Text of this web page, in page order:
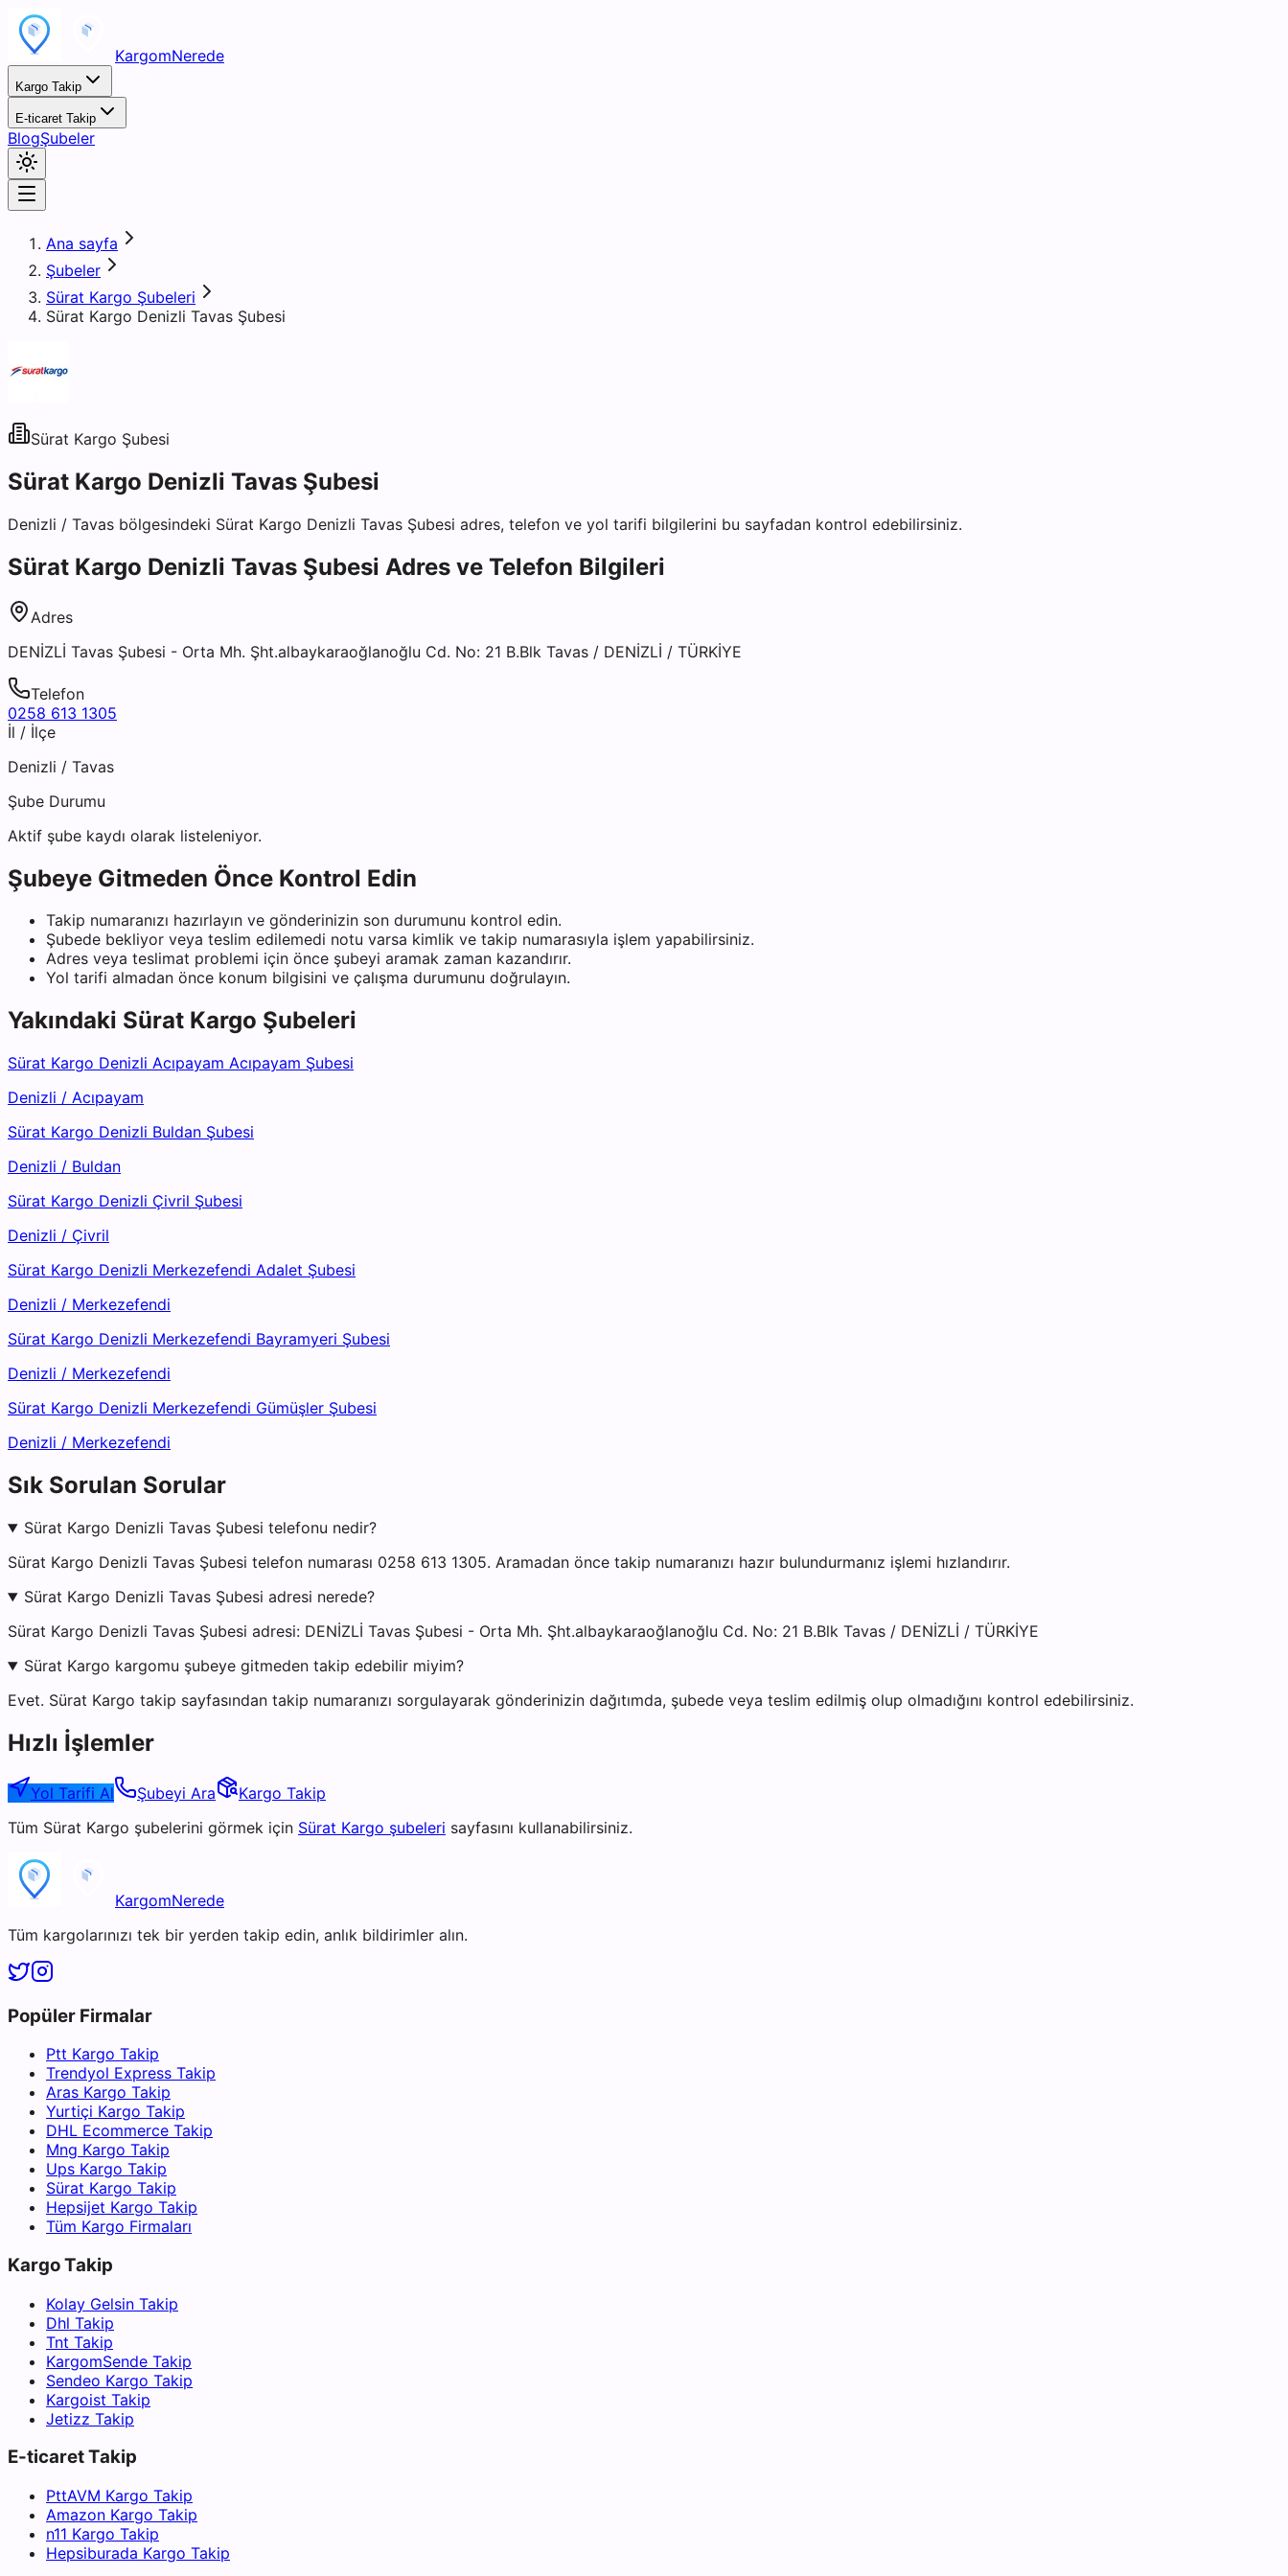
KargomNerede
Kargo Takip
E-ticaret Takip
BlogŞubeler
Ana sayfa
Şubeler
Sürat Kargo Şubeleri
Sürat Kargo Denizli Tavas Şubesi
Sürat Kargo Şubesi
Sürat Kargo Denizli Tavas Şubesi
Denizli / Tavas bölgesindeki Sürat Kargo Denizli Tavas Şubesi adres, telefon ve yol tarifi bilgilerini bu sayfadan kontrol edebilirsiniz.
Sürat Kargo Denizli Tavas Şubesi Adres ve Telefon Bilgileri
Adres
DENİZLİ Tavas Şubesi - Orta Mh. Şht.albaykaraoğlanoğlu Cd. No: 21 B.Blk Tavas / DENİZLİ / TÜRKİYE
Telefon
0258 613 1305
İl / İlçe
Denizli / Tavas
Şube Durumu
Aktif şube kaydı olarak listeleniyor.
Şubeye Gitmeden Önce Kontrol Edin
Takip numaranızı hazırlayın ve gönderinizin son durumunu kontrol edin.
Şubede bekliyor veya teslim edilemedi notu varsa kimlik ve takip numarasıyla işlem yapabilirsiniz.
Adres veya teslimat problemi için önce şubeyi aramak zaman kazandırır.
Yol tarifi almadan önce konum bilgisini ve çalışma durumunu doğrulayın.
Yakındaki Sürat Kargo Şubeleri
Sürat Kargo Denizli Acıpayam Acıpayam Şubesi
Denizli / Acıpayam
Sürat Kargo Denizli Buldan Şubesi
Denizli / Buldan
Sürat Kargo Denizli Çivril Şubesi
Denizli / Çivril
Sürat Kargo Denizli Merkezefendi Adalet Şubesi
Denizli / Merkezefendi
Sürat Kargo Denizli Merkezefendi Bayramyeri Şubesi
Denizli / Merkezefendi
Sürat Kargo Denizli Merkezefendi Gümüşler Şubesi
Denizli / Merkezefendi
Sık Sorulan Sorular
Sürat Kargo Denizli Tavas Şubesi telefonu nedir?
Sürat Kargo Denizli Tavas Şubesi telefon numarası 0258 613 1305. Aramadan önce takip numaranızı hazır bulundurmanız işlemi hızlandırır.
Sürat Kargo Denizli Tavas Şubesi adresi nerede?
Sürat Kargo Denizli Tavas Şubesi adresi: DENİZLİ Tavas Şubesi - Orta Mh. Şht.albaykaraoğlanoğlu Cd. No: 21 B.Blk Tavas / DENİZLİ / TÜRKİYE
Sürat Kargo kargomu şubeye gitmeden takip edebilir miyim?
Evet. Sürat Kargo takip sayfasından takip numaranızı sorgulayarak gönderinizin dağıtımda, şubede veya teslim edilmiş olup olmadığını kontrol edebilirsiniz.
Hızlı İşlemler
Yol Tarifi Al Şubeyi Ara
Kargo Takip
Tüm Sürat Kargo şubelerini görmek için Sürat Kargo şubeleri sayfasını kullanabilirsiniz.
KargomNerede
Tüm kargolarınızı tek bir yerden takip edin, anlık bildirimler alın.
Popüler Firmalar
Ptt Kargo Takip
Trendyol Express Takip
Aras Kargo Takip
Yurtiçi Kargo Takip
DHL Ecommerce Takip
Mng Kargo Takip
Ups Kargo Takip
Sürat Kargo Takip
Hepsijet Kargo Takip
Tüm Kargo Firmaları
Kargo Takip
Kolay Gelsin Takip
Dhl Takip
Tnt Takip
KargomSende Takip
Sendeo Kargo Takip
Kargoist Takip
Jetizz Takip
E-ticaret Takip
PttAVM Kargo Takip
Amazon Kargo Takip
n11 Kargo Takip
Hepsiburada Kargo Takip